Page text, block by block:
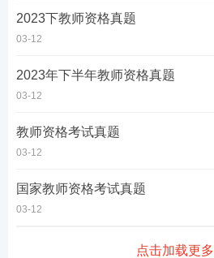
2023下教师资格真题
03-12
2023年下半年教师资格真题
03-12
教师资格考试真题
03-12
国家教师资格考试真题
03-12
点击加载更多